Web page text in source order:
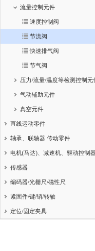
流量控制元件
速度控制阀
节流阀
快速排气阀
节气阀
压力/流量/温度等检测控制元
气动辅助元件
真空元件
直线运动零件
轴承、联轴器 传动零件
电机(马达)、减速机、驱动控制
传感器
编码器/光栅尺/磁性尺
紧固件/键/销/转轴
定位/固定夹具